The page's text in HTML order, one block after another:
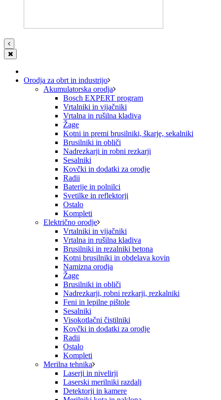
Orodja za obrt in industrijo
Akumulatorska orodja
Bosch EXPERT program
Vrtalniki in vijačniki
Vrtalna in rušilna kladiva
Žage
Kotni in premi brusilniki, škarje, sekalniki
Brusilniki in obliči
Nadrezkarji in robni rezkarji
Sesalniki
Kovčki in dodatki za orodje
Radii
Baterije in polnilci
Svetilke in reflektorji
Ostalo
Kompleti
Električno orodje
Vrtalniki in vijačniki
Vrtalna in rušilna kladiva
Brusilniki in rezalniki betona
Kotni brusilniki in obdelava kovin
Namizna orodja
Žage
Brusilniki in obliči
Nadrezkarji, robni rezkarji, rezkalniki
Feni in lepilne pištole
Sesalniki
Visokotlačni čistilniki
Kovčki in dodatki za orodje
Radii
Ostalo
Kompleti
Merilna tehnika
Laserji in nivelirji
Laserski merilniki razdalj
Detektorji in kamere